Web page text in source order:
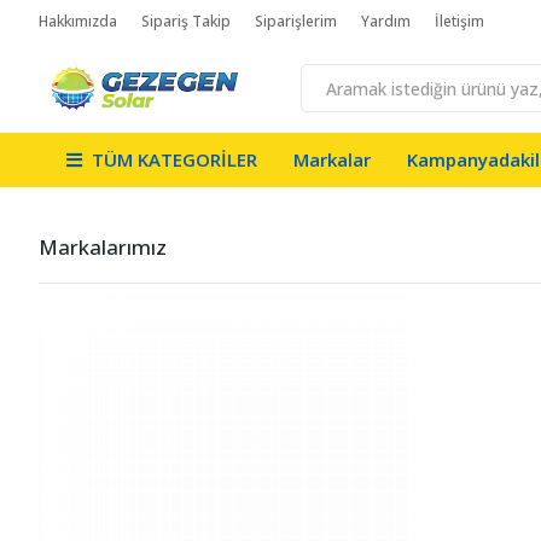
Hakkımızda Sipariş Takip Siparişlerim Yardım İletişim
TÜM KATEGORİLER Markalar
Markalarımız